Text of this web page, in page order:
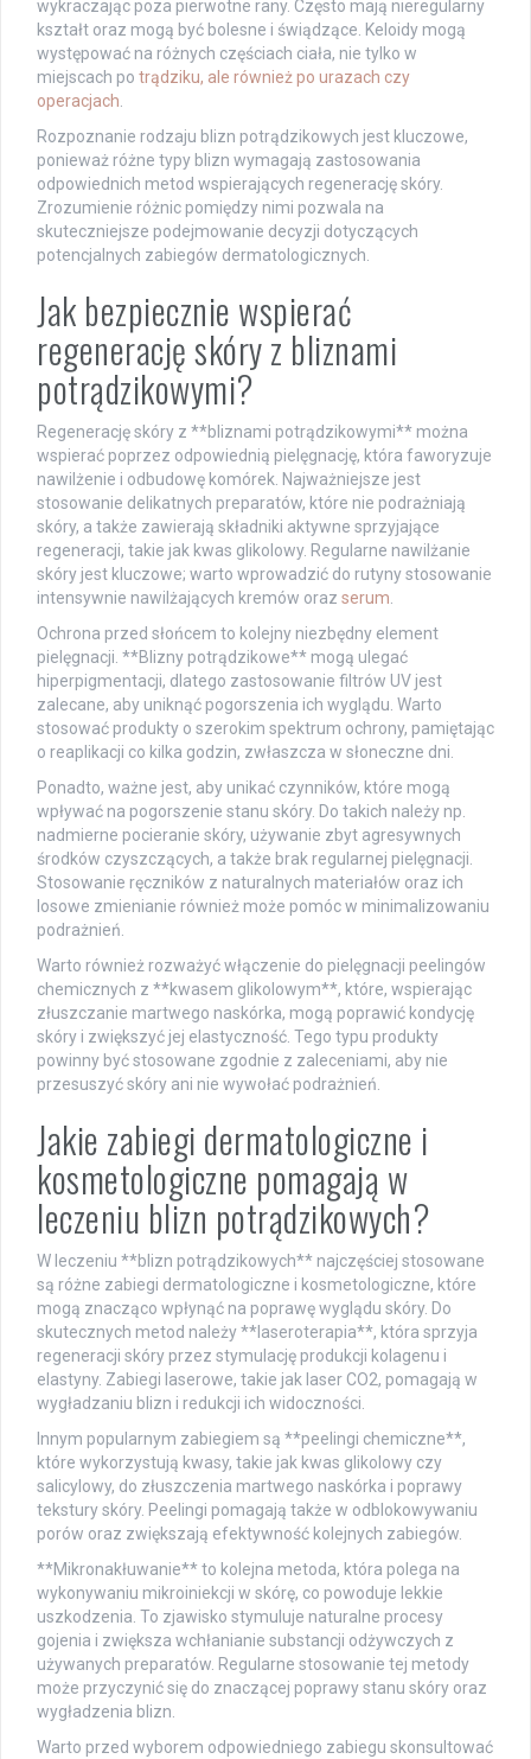
wykraczając poza pierwotne rany. Często mają nieregularny
kształt oraz mogą być bolesne i świądzące. Keloidy mogą
występować na różnych częściach ciała, nie tylko w
miejscach po trądziku, ale również po urazach czy
operacjach
Rozpoznanie rodzaju blizn potrądzikowych jest kluczowe,
ponieważ różne typy blizn wymagają zastosowania
odpowiednich metod wspierających regenerację skóry.
Zrozumienie różnic pomiędzy nimi pozwala na
skuteczniejsze podejmowanie decyzji dotyczących
potencjalnych zabiegów dermatologicznych.
Jak bezpiecznie wspierać
regenerację skóry z bliznami
potrądzikowymi?
Regenerację skóry z **bliznami potrądzikowymi** można
wspierać poprzez odpowiednią pielęgnację, która faworyzuje
nawilżenie i odbudowę komórek. Najważniejsze jest
stosowanie delikatnych preparatów, które nie podrażniają
skóry, a także zawierają składniki aktywne sprzyjające
regeneracji, takie jak kwas glikolowy. Regularne nawilżanie
skóry jest kluczowe; warto wprowadzić do rutyny stosowanie
intensywnie nawilżających kremów oraz serum
Ochrona przed słońcem to kolejny niezbędny element
pielęgnacji. **Blizny potrądzikowe** mogą ulegać
hiperpigmentacji, dlatego zastosowanie filtrów UV jest
zalecane, aby uniknąć pogorszenia ich wyglądu. Warto
stosować produkty o szerokim spektrum ochrony, pamiętając
o reaplikacji co kilka godzin, zwłaszcza w słoneczne dni.
Ponadto, ważne jest, aby unikać czynników, które mogą
wpływać na pogorszenie stanu skóry. Do takich należy np.
nadmierne pocieranie skóry, używanie zbyt agresywnych
środków czyszczących, a także brak regularnej pielęgnacji.
Stosowanie ręczników z naturalnych materiałów oraz ich
losowe zmienianie również może pomóc w minimalizowaniu
podrażnień.
Warto również rozważyć włączenie do pielęgnacji peelingów
chemicznych z **kwasem glikolowym**, które, wspierając
złuszczanie martwego naskórka, mogą poprawić kondycję
skóry i zwiększyć jej elastyczność. Tego typu produkty
powinny być stosowane zgodnie z zaleceniami, aby nie
przesuszyć skóry ani nie wywołać podrażnień.
Jakie zabiegi dermatologiczne i
kosmetologiczne pomagają w
leczeniu blizn potrądzikowych?
W leczeniu **blizn potrądzikowych** najczęściej stosowane
są różne zabiegi dermatologiczne i kosmetologiczne, które
mogą znacząco wpłynąć na poprawę wyglądu skóry. Do
skutecznych metod należy **laseroterapia**, która sprzyja
regeneracji skóry przez stymulację produkcji kolagenu i
elastyny. Zabiegi laserowe, takie jak laser CO2, pomagają w
wygładzaniu blizn i redukcji ich widoczności.
Innym popularnym zabiegiem są **peelingi chemiczne**,
które wykorzystują kwasy, takie jak kwas glikolowy czy
salicylowy, do złuszczenia martwego naskórka i poprawy
tekstury skóry. Peelingi pomagają także w odblokowywaniu
porów oraz zwiększają efektywność kolejnych zabiegów.
**Mikronakłuwanie** to kolejna metoda, która polega na
wykonywaniu mikroiniekcji w skórę, co powoduje lekkie
uszkodzenia. To zjawisko stymuluje naturalne procesy
gojenia i zwiększa wchłanianie substancji odżywczych z
używanych preparatów. Regularne stosowanie tej metody
może przyczynić się do znaczącej poprawy stanu skóry oraz
wygładzenia blizn.
Warto przed wyborem odpowiedniego zabiegu skonsultować